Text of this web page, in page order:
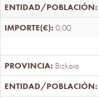
0,00
Bizkaia